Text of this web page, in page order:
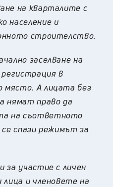
на кварталите с
население и
строителство.
заселване на
регистрация в
място. А лицата без
нямат право да
на съответното
спази режимът за
за участие с личен
лица и членовете на